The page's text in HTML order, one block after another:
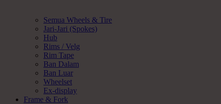
Semua Wheels & Tire
Jari-Jari (Spokes)
Hub
Rims / Velg
Rim Tape
Ban Dalam
Ban Luar
Wheelset
Ex-display
Frame & Fork